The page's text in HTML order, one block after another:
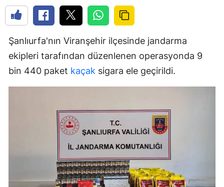
Şanlıurfa'nın Viranşehir ilçesinde jandarma
ekipleri tarafından düzenlenen operasyonda 9
bin 440 paket kaçak sigara ele geçirildi.